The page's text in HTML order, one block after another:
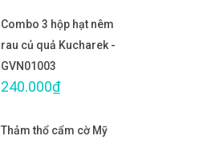
Combo 3 hộp hạt nêm
rau củ quả Kucharek -
GVN01003
240.000₫
Thảm thổ cẩm cờ Mỹ